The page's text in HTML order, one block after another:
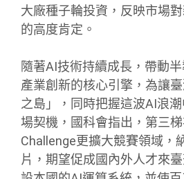
大廠種子輪投資，反映市場
的高度肯定。
隨著AI技術持續成長，帶動
產業創新的核心引擎，為讓
之島」，同時把握這波AI浪
場契機，國科會指出，第三
Challenge更擴大競賽領域，
片，期望促成國內外人才來